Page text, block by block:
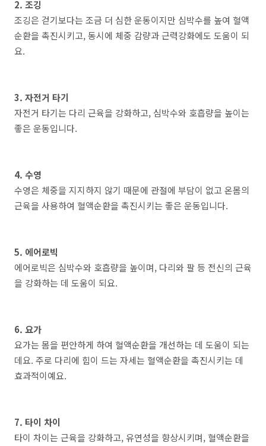
2. 조깅
조깅은 걷기보다는 조금 더 심한 운동이지만 심박수를 높여 혈액
순환을 촉진시키고, 동시에 체중 감량과 근력강화에도 도움이 되
요.
3. 자전거 타기
자전거 타기는 다리 근육을 강화하고, 심박수와 호흡량을 높이는
좋은 운동입니다.
4. 수영
수영은 체중을 지지하지 않기 때문에 관절에 부담이 없고 온몸의
근육을 사용하여 혈액순환을 촉진시키는 좋은 운동입니다.
5. 에어로빅
에어로빅은 심박수와 호흡량을 높이며, 다리와 팔 등 전신의 근육
을 강화하는 데 도움이 되요.
6. 요가
요가는 몸을 편안하게 하여 혈액순환을 개선하는 데 도움이 되는
데요. 주로 다리에 힘이 드는 자세는 혈액순환을 촉진시키는 데
효과적이예요.
7. 타이 차이
타이 차이는 근육을 강화하고, 유연성을 향상시키며, 혈액순환을